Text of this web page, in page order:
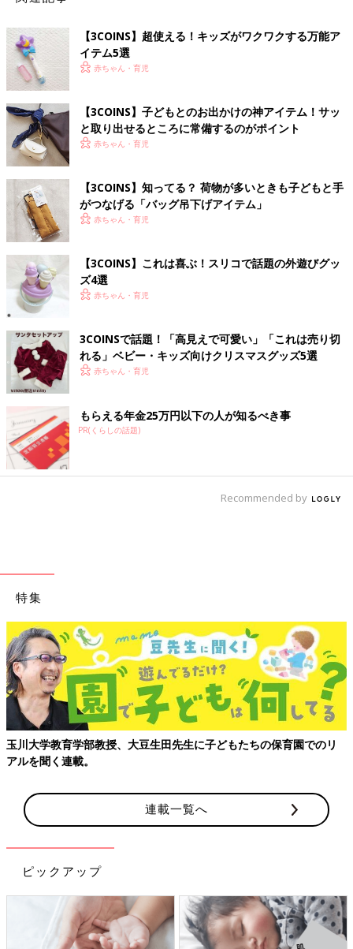
【3COINS】超使える！キッズがワクワクする万能ア
イテム5選
赤ちゃん・育児
【3COINS】子どもとのお出かけの神アイテム！サッ
と取り出せるところに常備するのがポイント
赤ちゃん・育児
【3COINS】知ってる？ 荷物が多いときも子どもと手
がつなげる「バッグ吊下げアイテム」
赤ちゃん・育児
【3COINS】これは喜ぶ！スリコで話題の外遊びグッ
ズ4選
赤ちゃん・育児
3COINSで話題！「高見えで可愛い」「これは売り切
れる」ベビー・キッズ向けクリスマスグッズ5選
赤ちゃん・育児
もらえる年金25万円以下の人が知るべき事
PR(くらしの話題)
Recommended by
特集
玉川大学教育学部教授、大豆生田先生に子どもたちの保育園でのリ
アルを聞く連載。
連載一覧へ
ピックアップ